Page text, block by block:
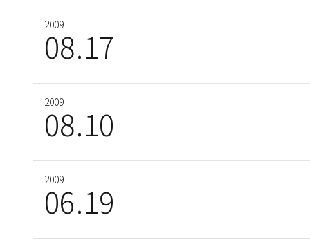
2009
08 17
2009
08 10
2009
06 19
2007
11 29
2007
06 20
2007
02 22
2005
2005
11 28